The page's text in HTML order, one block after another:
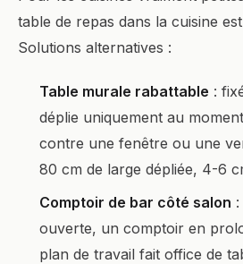
table de repas dans la cuisine
Solutions alternatives :
Table murale rabattable :
déplie uniquement au
contre une fenêtre ou une
80 cm de large dépliée, 4-6
Comptoir de bar côté salon
ouverte, un comptoir en
plan de travail fait office de